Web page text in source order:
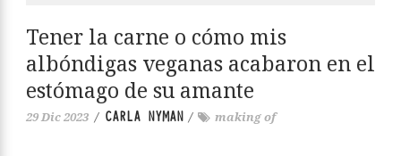
Tener la carne o cómo mis
albóndigas veganas acabaron en el
estómago de su amante
29 Dic 2023 / CARLA NYMAN / making of